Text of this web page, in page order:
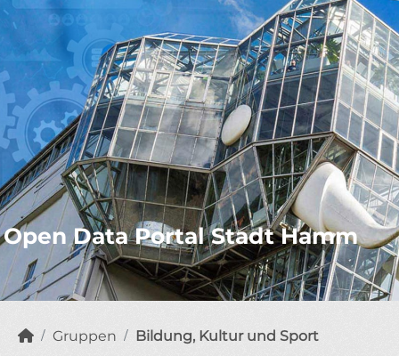
Open Data Portal Stadt Hamm
Gruppen Bildung, Kultur und Sport